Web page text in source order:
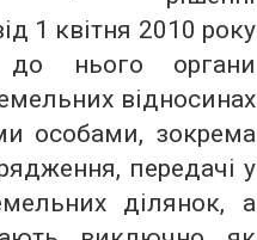
1 квітня 2010 року
нього органи
відносинах
особами, зокрема
передачі у
ділянок, а